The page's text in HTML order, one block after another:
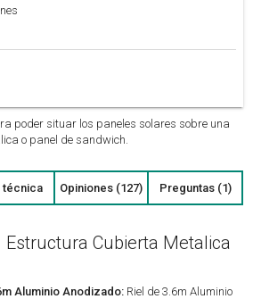
poder situar los paneles solares sobre una
o panel de sandwich.
técnica Opiniones (127) Preguntas (1)
Cubierta Metalica
Aluminio Anodizado: Riel de 3.6m Aluminio